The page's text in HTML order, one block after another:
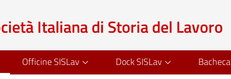
Italiana di Storia del Lavoro
Officine SISLav Dock SISLav Bacheca